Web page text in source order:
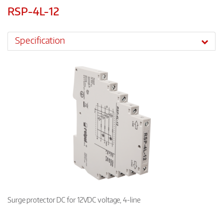
RSP-4L-12
Specification
Surge protector DC for 12VDC voltage, 4-line